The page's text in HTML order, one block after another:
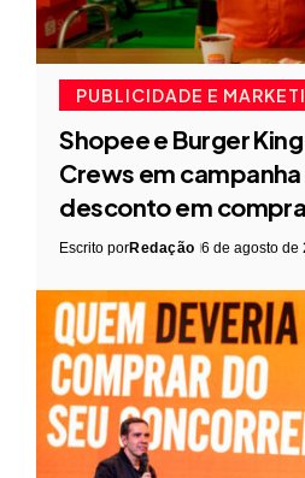
PUBLICIDADE E
Shopee e Burger
Crews em
desconto em
Escrito porRedação 6 de agosto de